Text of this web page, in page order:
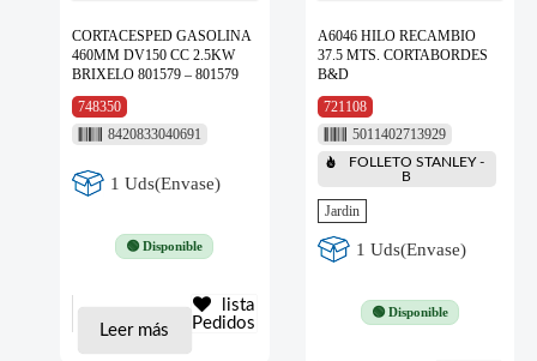
CORTACESPED GASOLINA
460MM DV150 CC 2.5KW
BRIXELO 801579 – 801579
748350
8420833040691
1 Uds(Envase)
🟢 Disponible
Leer más
lista
Pedidos
A6046 HILO RECAMBIO
37.5 MTS. CORTABORDES
B&D
721108
5011402713929
FOLLETO STANLEY -
B
Jardin
1 Uds(Envase)
🟢 Disponible